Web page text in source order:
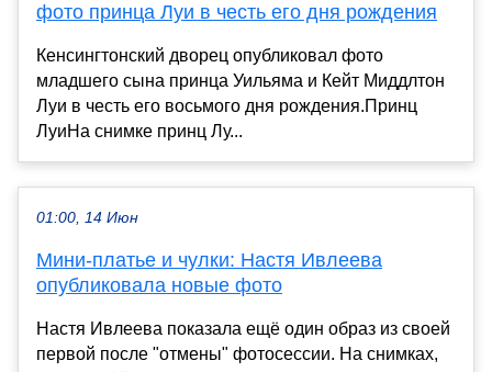
фото принца Луи в честь его дня рождения
Кенсингтонский дворец опубликовал фото
младшего сына принца Уильяма и Кейт Миддлтон
Луи в честь его восьмого дня рождения.Принц
ЛуиНа снимке принц Лу...
01:00, 14 Июн
Мини-платье и чулки: Настя Ивлеева
опубликовала новые фото
Настя Ивлеева показала ещё один образ из своей
первой после "отмены" фотосессии. На снимках,